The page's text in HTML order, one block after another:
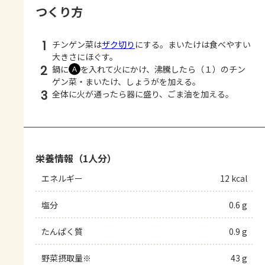
つくり方
1 チンゲン菜はザク切り にする。まいたけは食べやすい
大きさにほぐす。
2 鍋に Ａ を入れて火にかけ、沸騰したら（１）のチン
ゲン菜・まいたけ、しょうがを加える。
3 全体に火が通ったら器に盛り、ごま油を加える。
栄養情報（1人分）
エネルギー 12 kcal
塩分 0.6 g
たんぱく質 0.9 g
野菜摂取量※ 43 g